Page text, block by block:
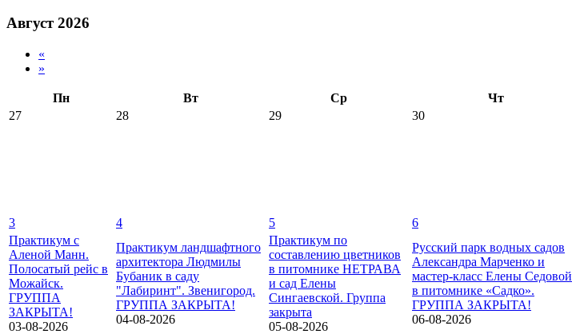
Август 2026
«
»
Пн Вт Ср Чт
27
28 29 30
3 4 5 6
Практикум с
Аленой Манн.
Полосатый рейс в
Можайск.
ГРУППА
ЗАКРЫТА!
03-08-2026
Практикум ландшафтного
архитектора Людмилы
Бубаник в саду
"Лабиринт". Звенигород.
ГРУППА ЗАКРЫТА!
04-08-2026
Практикум по
составлению цветников
в питомнике НЕТРАВА
и сад Елены
Сингаевской. Группа
закрыта
05-08-2026
Русский парк водных садов
Александра Марченко и
мастер-класс Елены Седовой
в питомнике «Садко».
ГРУППА ЗАКРЫТА!
06-08-2026